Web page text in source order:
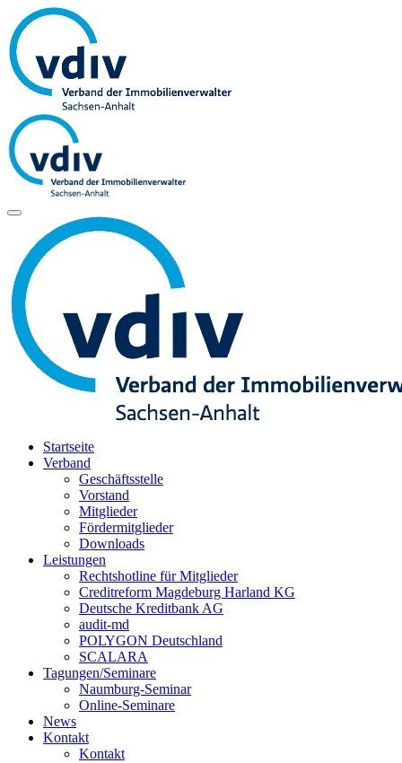
Startseite
Verband
Geschäftsstelle
Vorstand
Mitglieder
Fördermitglieder
Downloads
Leistungen
Rechtshotline für Mitglieder
Creditreform Magdeburg Harland KG
Deutsche Kreditbank AG
audit-md
POLYGON Deutschland
SCALARA
Tagungen/Seminare
Naumburg-Seminar
Online-Seminare
News
Kontakt
Kontakt